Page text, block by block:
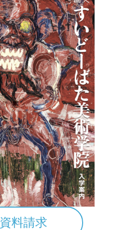
資料請求